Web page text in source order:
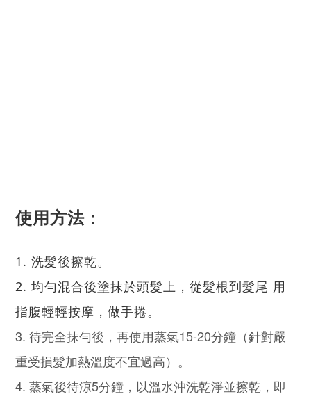
使用方法 ：
1. 洗髮後擦乾。
2. 均勻混合後塗抹於頭髮上，從髮根到髮尾 用
指腹輕輕按摩，做手捲。
3. 待完全抹勻後，再使用蒸氣15-20分鐘（針對嚴
重受損髮加熱溫度不宜過高）。
4. 蒸氣後待涼5分鐘，以溫水沖洗乾淨並擦乾，即